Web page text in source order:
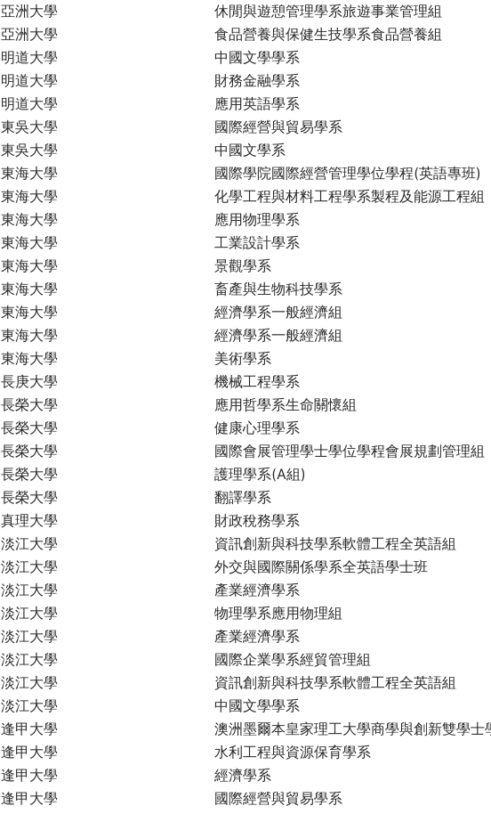
亞洲大學
休閒與遊憩管理學系旅遊事業管理組
亞洲大學
食品營養與保健生技學系食品營養組
明道大學
中國文學學系
明道大學
財務金融學系
明道大學
應用英語學系
東吳大學
國際經營與貿易學系
東吳大學
中國文學系
東海大學
國際學院國際經營管理學位學程(英語專班)
東海大學
化學工程與材料工程學系製程及能源工程組
東海大學
應用物理學系
東海大學
工業設計學系
東海大學
景觀學系
東海大學
畜產與生物科技學系
東海大學
經濟學系一般經濟組
東海大學
經濟學系一般經濟組
東海大學
美術學系
長庚大學
機械工程學系
長榮大學
應用哲學系生命關懷組
長榮大學
健康心理學系
長榮大學
國際會展管理學士學位學程會展規劃管理組
長榮大學
護理學系(A組)
長榮大學
翻譯學系
真理大學
財政稅務學系
淡江大學
資訊創新與科技學系軟體工程全英語組
淡江大學
外交與國際關係學系全英語學士班
淡江大學
產業經濟學系
淡江大學
物理學系應用物理組
淡江大學
產業經濟學系
淡江大學
國際企業學系經貿管理組
淡江大學
資訊創新與科技學系軟體工程全英語組
淡江大學
中國文學學系
逢甲大學
澳洲墨爾本皇家理工大學商學與創新雙學士
逢甲大學
水利工程與資源保育學系
逢甲大學
經濟學系
逢甲大學
國際經營與貿易學系